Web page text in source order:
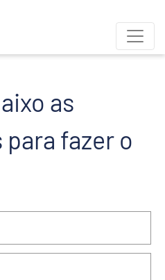
as
fazer o